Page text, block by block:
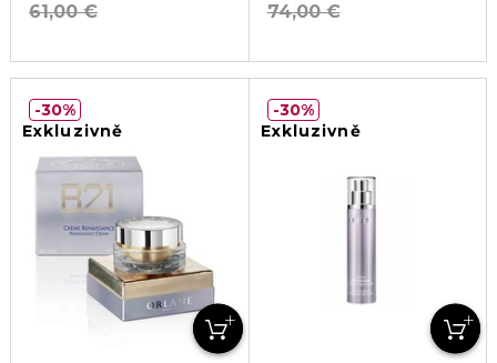
61,00 €
74,00 €
Exkluzivně
30%
Exkluzivně
30%